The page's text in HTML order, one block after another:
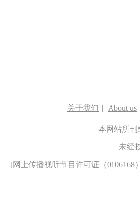
关于我们 | About us
本网站所刊
未经
[网上传播视听节目许可证（0106168）